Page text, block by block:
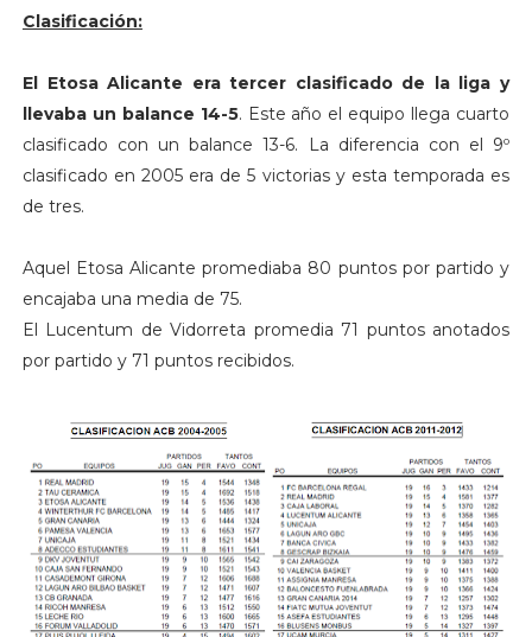
Clasificación:
El Etosa Alicante era tercer clasificado de la liga y
llevaba un balance 14-5. Este año el equipo llega cuarto
clasificado con un balance 13-6. La diferencia con el 9º
clasificado en 2005 era de 5 victorias y esta temporada es
de tres.
Aquel Etosa Alicante promediaba 80 puntos por partido y
encajaba una media de 75.
El Lucentum de Vidorreta promedia 71 puntos anotados
por partido y 71 puntos recibidos.